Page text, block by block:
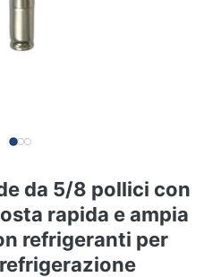
da 5/8 pollici con
rapida e ampia
refrigeranti per